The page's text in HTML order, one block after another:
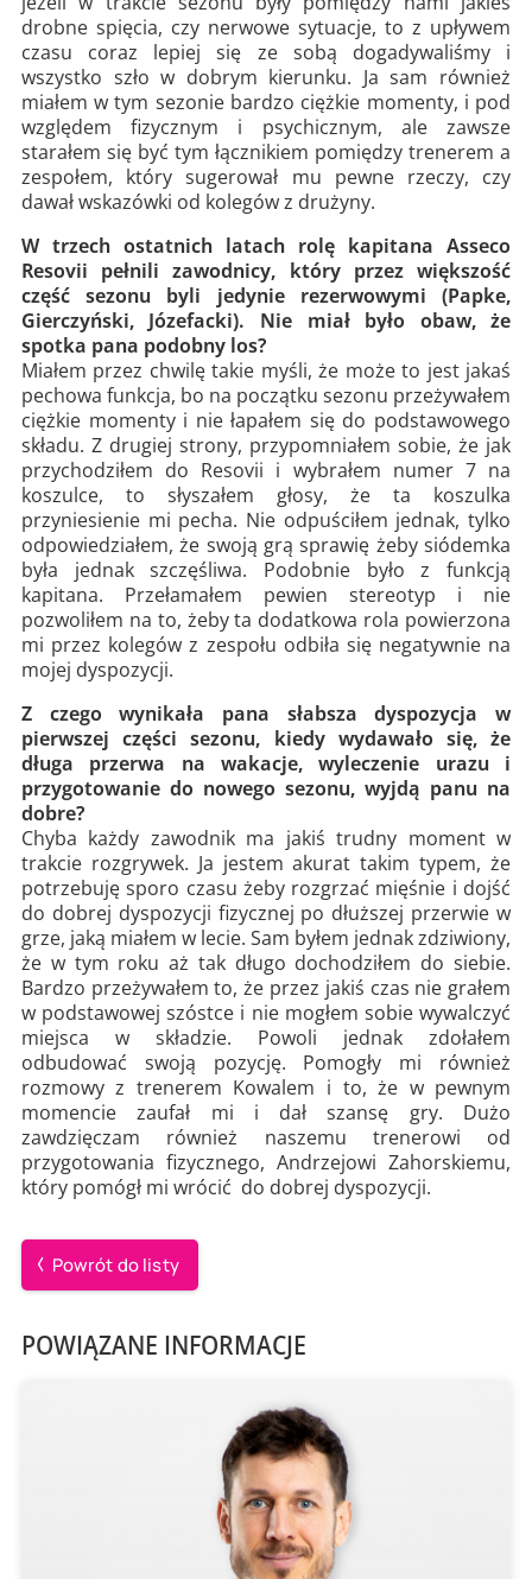
drobne spięcia, czy nerwowe sytuacje, to z upływem
czasu coraz lepiej się ze sobą dogadywaliśmy i
wszystko szło w dobrym kierunku. Ja sam również
miałem w tym sezonie bardzo ciężkie momenty, i pod
względem fizycznym i psychicznym, ale zawsze
starałem się być tym łącznikiem pomiędzy trenerem a
zespołem, który sugerował mu pewne rzeczy, czy
dawał wskazówki od kolegów z drużyny.
W trzech ostatnich latach rolę kapitana Asseco
Resovii pełnili zawodnicy, który przez większość
część sezonu byli jedynie rezerwowymi (Papke,
Gierczyński, Józefacki). Nie miał było obaw, że
spotka pana podobny los?
Miałem przez chwilę takie myśli, że może to jest jakaś
pechowa funkcja, bo na początku sezonu przeżywałem
ciężkie momenty i nie łapałem się do podstawowego
składu. Z drugiej strony, przypomniałem sobie, że jak
przychodziłem do Resovii i wybrałem numer 7 na
koszulce, to słyszałem głosy, że ta koszulka
przyniesienie mi pecha. Nie odpuściłem jednak, tylko
odpowiedziałem, że swoją grą sprawię żeby siódemka
była jednak szczęśliwa. Podobnie było z funkcją
kapitana. Przełamałem pewien stereotyp i nie
pozwoliłem na to, żeby ta dodatkowa rola powierzona
mi przez kolegów z zespołu odbiła się negatywnie na
mojej dyspozycji.
Z czego wynikała pana słabsza dyspozycja w
pierwszej części sezonu, kiedy wydawało się, że
długa przerwa na wakacje, wyleczenie urazu i
przygotowanie do nowego sezonu, wyjdą panu na
dobre?
Chyba każdy zawodnik ma jakiś trudny moment w
trakcie rozgrywek. Ja jestem akurat takim typem, że
potrzebuję sporo czasu żeby rozgrzać mięśnie i dojść
do dobrej dyspozycji fizycznej po dłuższej przerwie w
grze, jaką miałem w lecie. Sam byłem jednak zdziwiony,
że w tym roku aż tak długo dochodziłem do siebie.
Bardzo przeżywałem to, że przez jakiś czas nie grałem
w podstawowej szóstce i nie mogłem sobie wywalczyć
miejsca w składzie. Powoli jednak zdołałem
odbudować swoją pozycję. Pomogły mi również
rozmowy z trenerem Kowalem i to, że w pewnym
momencie zaufał mi i dał szansę gry. Dużo
zawdzięczam również naszemu trenerowi od
przygotowania fizycznego, Andrzejowi Zahorskiemu,
który pomógł mi wrócić do dobrej dyspozycji.
Powrót do listy
POWIĄZANE INFORMACJE